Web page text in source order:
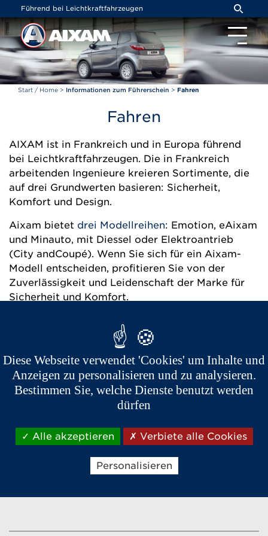
Führend bei Leichtkraftfahrzeugen
Start / Home > Informationen zum Führerschein > Fahren
Fahren
AIXAM ist in Frankreich und in Europa führend
bei Leichtkraftfahrzeugen. Die in Frankreich
arbeitenden Ingenieure kreieren Sortimente, die
auf drei Grundwerten basieren: Sicherheit,
Komfort und Design.
Aixam bietet drei Modellreihen: Emotion, eAixam
und Minauto, mit Diessel oder Elektroantrieb
(City andCoupé). Wenn Sie sich für ein Aixam-
Modell entscheiden, profitieren Sie von der
Zuverlässigkeit und Leidenschaft der Marke für
Sicherheit und Komfort.
Sie Ihr zukünftiges Fahrzeug.
stehen verschiedene Ausstattungen zur
Verfügung, um das Fahrzeug zu planen, das Ihren
Anforderungen entspricht.
Cookie-Einstellungen
Diese Webseite verwendet 'Cookies' um Inhalte und
Anzeigen zu personalisieren und zu analysieren.
Bestimmen Sie, welche Dienste benutzt werden
dürfen
Alle akzeptieren Verbiete alle Cookies
Personalisieren